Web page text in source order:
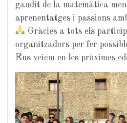
gaudit de la matemàtica
aprenentatges i passions
Gràcies a tots els
organitzadors per fer
Ens veiem en les pròximes